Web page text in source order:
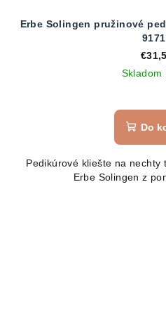
Erbe Solingen pružinové
Skladom
z
5
Do
Pedikúrové kliešte na nechty
Erbe Solingen z